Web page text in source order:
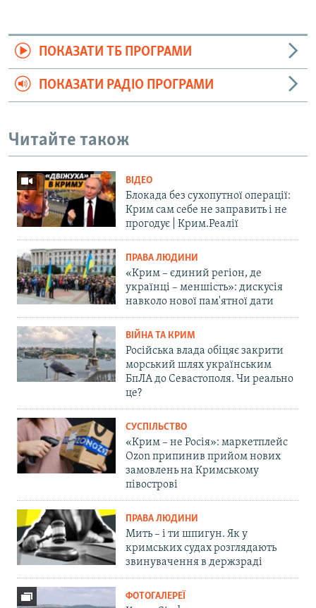
ПОКАЗАТИ ТБ ПРОГРАМИ
ПОКАЗАТИ РАДІО ПРОГРАМИ
Читайте також
ВІДЕО
Блокада без сухопутної операції:
Крим сам себе не заправить і не
прогодує | Крим.Реалії
ПРАВА ЛЮДИНИ
«Крим – єдиний регіон, де
українці – меншість»: дискусія
навколо нової пам'ятної дати
ВІЙНА ТА КРИМ
Російська влада обіцяє закрити
морський шлях українським
БпЛА до Севастополя. Чи реально
це?
СУСПІЛЬСТВО
«Крим – не Росія»: маркетплейс
Ozon припинив прийом нових
замовлень на Кримському
півострові
ПРАВА ЛЮДИНИ
Мить – і ти шпигун. Як у
кримських судах розглядають
звинувачення в держзраді
ФОТОГАЛЕРЕЇ